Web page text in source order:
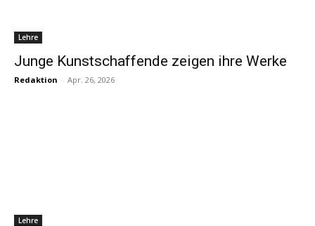
Lehre
Junge Kunstschaffende zeigen ihre Werke
Redaktion - Apr. 26, 2026
Lehre